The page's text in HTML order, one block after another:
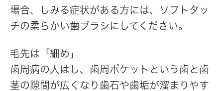
場合、しみる症状がある方には、ソフトタッ
チの柔らかい歯ブラシにしてください。
毛先は「細め」
歯周病の人はし、歯周ポケットという歯と歯
茎の隙間が広くなり歯石や歯垢が溜まりやす